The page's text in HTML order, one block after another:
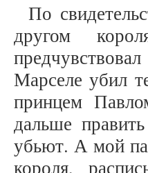
По
другом
Марселе убил
принцем
дальше
убьют. А мой
короля,